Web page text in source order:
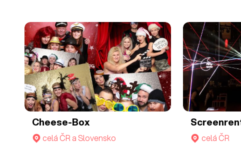
Cheese-Box
celá ČR a Slovensko
celá ČR